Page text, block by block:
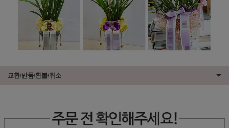
교환/반품/환불/취소